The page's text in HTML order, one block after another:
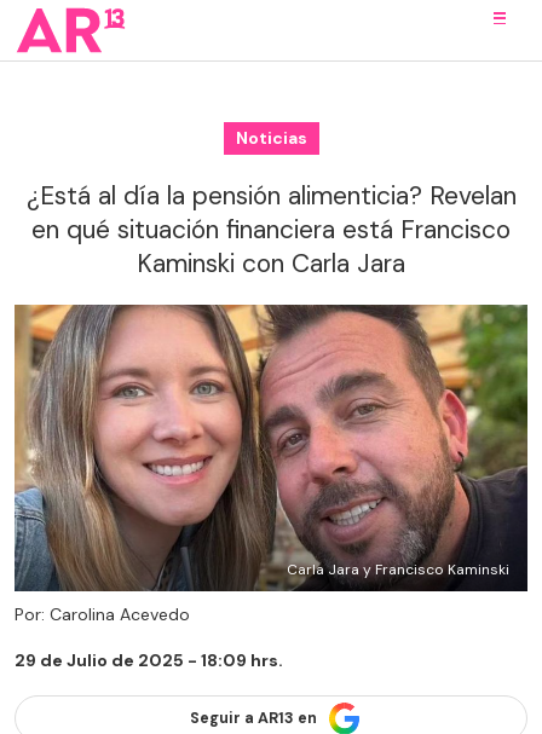
Noticias
¿Está al día la pensión alimenticia? Revelan
en qué situación financiera está Francisco
Kaminski con Carla Jara
Carla Jara y Francisco Kaminski
Por: Carolina Acevedo
29 de Julio de 2025 - 18:09 hrs.
Seguir a AR13 en